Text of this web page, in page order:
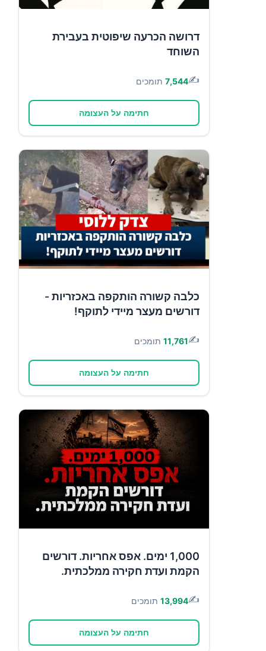
דרושה הכרעה שיפוטית בעבירת
השוחד
✍️
7,544 תומכים
חתימה על העצומה
כלבה קשורה הותקפה באכזריות -
דורשים מעצר מיידי לתוקף!
✍️
11,761 תומכים
חתימה על העצומה
1,000 ימים. אפס אחריות. דורשים
הקמת ועדת חקירה ממלכתית.
✍️
13,994 תומכים
חתימה על העצומה